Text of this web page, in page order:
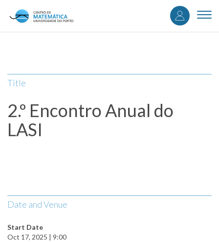
content
User
Title
2.º Encontro Anual do
LASI
Date and Venue
Start Date
Oct 17, 2025 | 9:00